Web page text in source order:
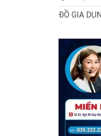
ĐỒ GIA